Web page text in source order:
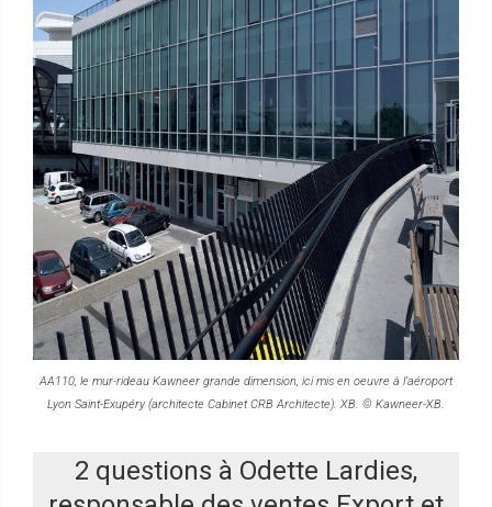
AA110, le mur-rideau Kawneer grande dimension, ici mis en oeuvre à l’aéroport
Lyon Saint-Exupéry (architecte Cabinet CRB Architecte). XB. © Kawneer-XB.
2 questions à Odette Lardies,